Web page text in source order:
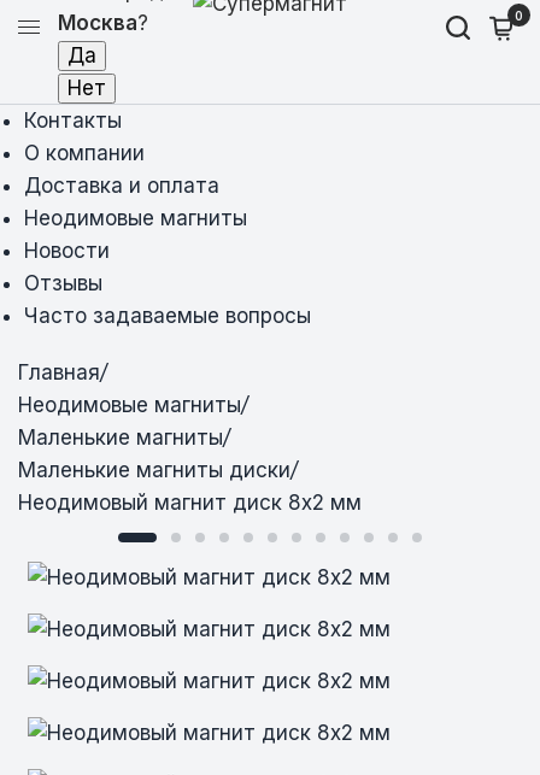
Москва? 0
Контакты
О компании
Доставка и оплата
Неодимовые магниты
Новости
Отзывы
Часто задаваемые вопросы
Главная/
Неодимовые магниты/
Маленькие магниты/
Маленькие магниты диски/
Неодимовый магнит диск 8х2 мм
Неодимовый магнит диск 8х2 мм
Неодимовый магнит диск 8х2 мм
Неодимовый магнит диск 8х2 мм
Неодимовый магнит диск 8х2 мм
Неодимовый магнит диск 8х2 мм
Неодимовый магнит диск 8х2 мм
Неодимовый магнит диск 8х2 мм
Неодимовый магнит диск 8х2 мм
Неодимовый магнит диск 8х2 мм
Неодимовый магнит диск 8х2 мм
Неодимовый магнит диск 8х2 мм